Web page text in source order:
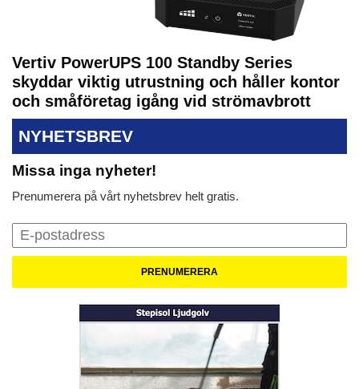
Vertiv PowerUPS 100 Standby Series
skyddar viktig utrustning och håller kontor
och småföretag igång vid strömavbrott
NYHETSBREV
Missa inga nyheter!
Prenumerera på vårt nyhetsbrev helt gratis.